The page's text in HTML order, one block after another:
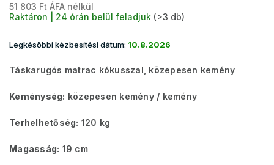
51 803 Ft ÁFA nélkül
Raktáron | 24 órán belül feladjuk (>3 db)
Legkésőbbi kézbesítési dátum: 10.8.2026
Táskarugós matrac kókusszal, közepesen kemény
Keménység: közepesen kemény/ kemény
Terhelhetőség: 120 kg
Magasság: 19 cm